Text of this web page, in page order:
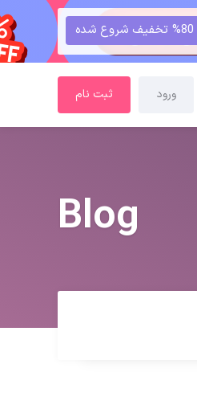
ورود ثبت نام
Blog